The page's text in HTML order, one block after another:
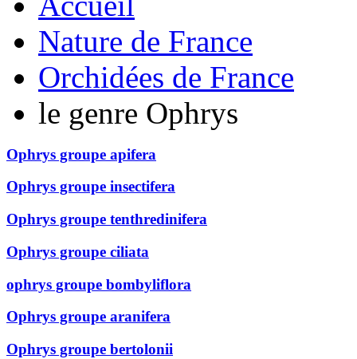
Nature de France
Orchidées de France
le genre Ophrys
Ophrys groupe apifera
Ophrys groupe insectifera
Ophrys groupe tenthredinifera
Ophrys groupe ciliata
ophrys groupe bombyliflora
Ophrys groupe aranifera
Ophrys groupe bertolonii